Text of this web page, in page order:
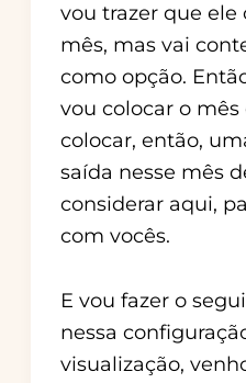
vou trazer que ele
mês, mas vai
como opção.
vou colocar o
colocar, então,
saída nesse mês
considerar aqui,
com vocês.
E vou fazer o
nessa
visualização,